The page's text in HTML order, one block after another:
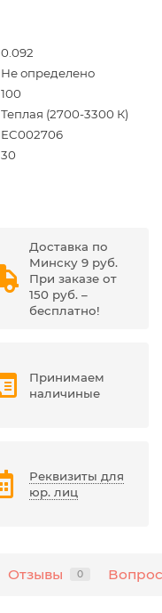
0.092
Не определено
100
Теплая (2700-3300 К)
EC002706
30
Доставка по
Минску 9 руб.
При заказе от
150 руб. –
бесплатно!
Принимаем
наличиные
Реквизиты для
юр. лиц
Отзывы 0